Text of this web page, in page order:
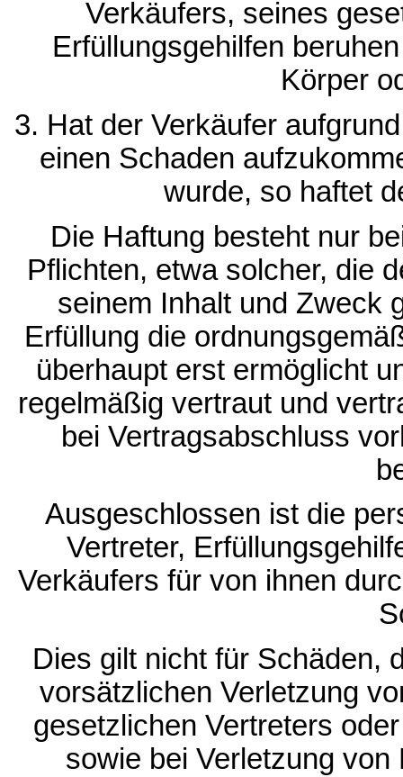
Verkäufers, seines
Erfüllungsgehilfen
Körper
3. Hat der Verkäufer
einen Schaden
wurde, so haftet
Die Haftung besteht nur
Pflichten, etwa solcher, die
seinem Inhalt und Zweck
Erfüllung die
überhaupt erst ermöglicht
regelmäßig vertraut und
bei Vertragsabschluss
Ausgeschlossen ist die
Vertreter,
Verkäufers für von ihnen
Dies gilt nicht für Schäden,
vorsätzlichen Verletzung
gesetzlichen Vertreters
sowie bei Verletzung